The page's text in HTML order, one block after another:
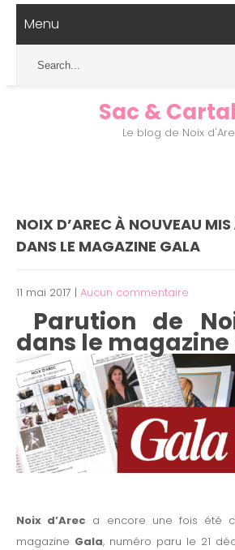
Menu
Sac &
Le blog de Noix
NOIX D’AREC À NOUVEAU MIS
DANS LE MAGAZINE GALA
11 mai 2017 | Aucun commentaire
Parution de
dans le magazine
Noix d’Arec a encore une fois été
magazine Gala, numéro paru le 21